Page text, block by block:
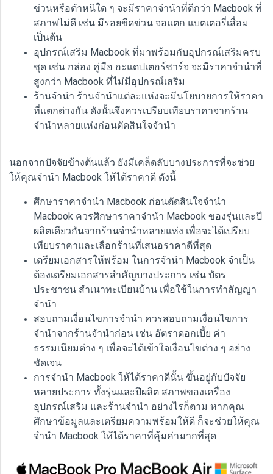
ข่วนหรือตำหนิใด ๆ จะมีราคาจำนำที่ดีกว่า Macbook ที่
สภาพไม่ดี เช่น มีรอยขีดข่วน จอแตก แบตเตอรี่เสื่อม
เป็นต้น
อุปกรณ์เสริม Macbook ที่มาพร้อมกับอุปกรณ์เสริมครบ
ชุด เช่น กล่อง คู่มือ อะแดปเตอร์ชาร์จ จะมีราคาจำนำที่
สูงกว่า Macbook ที่ไม่มีอุปกรณ์เสริม
ร้านจำนำ ร้านจำนำแต่ละแห่งจะมีนโยบายการให้ราคา
ที่แตกต่างกัน ดังนั้นจึงควรเปรียบเทียบราคาจากร้าน
จำนำหลายแห่งก่อนตัดสินใจจำนำ
นอกจากปัจจัยข้างต้นแล้ว ยังมีเคล็ดลับบางประการที่จะช่วย
ให้คุณจำนำ Macbook ให้ได้ราคาดี ดังนี้
ศึกษาราคาจำนำ Macbook ก่อนตัดสินใจจำนำ
Macbook ควรศึกษาราคาจำนำ Macbook ของรุ่นและปี
ผลิตเดียวกันจากร้านจำนำหลายแห่ง เพื่อจะได้เปรียบ
เทียบราคาและเลือกร้านที่เสนอราคาดีที่สุด
เตรียมเอกสารให้พร้อม ในการจำนำ Macbook จำเป็น
ต้องเตรียมเอกสารสำคัญบางประการ เช่น บัตร
ประชาชน สำเนาทะเบียนบ้าน เพื่อใช้ในการทำสัญญา
จำนำ
สอบถามเงื่อนไขการจำนำ ควรสอบถามเงื่อนไขการ
จำนำจากร้านจำนำก่อน เช่น อัตราดอกเบี้ย ค่า
ธรรมเนียมต่าง ๆ เพื่อจะได้เข้าใจเงื่อนไขต่าง ๆ อย่าง
ชัดเจน
การจำนำ Macbook ให้ได้ราคาดีนั้น ขึ้นอยู่กับปัจจัย
หลายประการ ทั้งรุ่นและปีผลิต สภาพของเครื่อง
อุปกรณ์เสริม และร้านจำนำ อย่างไรก็ตาม หากคุณ
ศึกษาข้อมูลและเตรียมความพร้อมให้ดี ก็จะช่วยให้คุณ
จำนำ Macbook ให้ได้ราคาที่คุ้มค่ามากที่สุด